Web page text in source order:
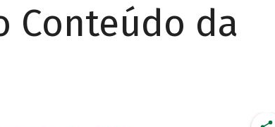
Conteúdo da